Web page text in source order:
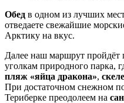
Обед в одном из лучших
отведаете свежайшие
Арктику на вкус.
Далее наш маршрут
уголкам природного парка,
пляж «яйца дракона»,
При достаточном снежном
Териберке преодолеем на